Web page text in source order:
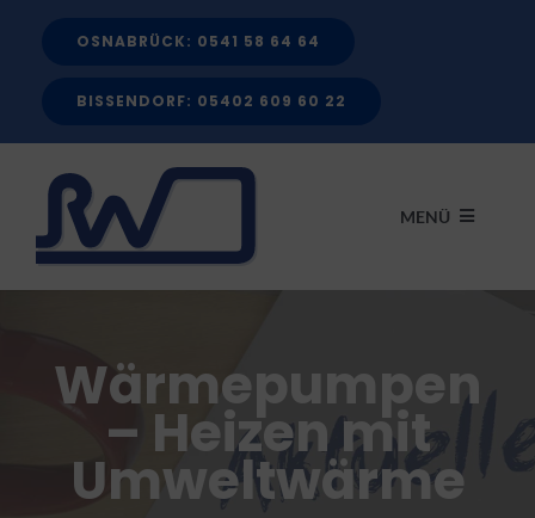
OSNABRÜCK: 0541 58 64 64
BISSENDORF: 05402 609 60 22
MENÜ
LEISTUNGEN
FÖRDERMITTEL
Wärmepumpen
– Heizen mit
Umweltwärme